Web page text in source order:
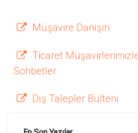
Müşavire Danışın
Ticaret
Sohbetler
Dış Talepler Bülteni